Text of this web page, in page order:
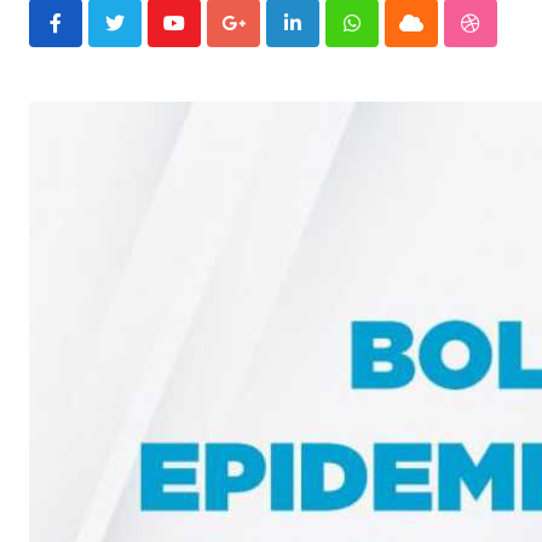
YoutubeGoogle+LinkedInWhatsappCloud